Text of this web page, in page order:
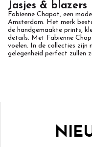
Casuals
Jasjes & blazers
Fabienne Chapot, een
Amsterdam. Het merk
de handgemaakte prints,
details. Met Fabienne
voelen. In de collecties zijn
gelegenheid perfect zullen